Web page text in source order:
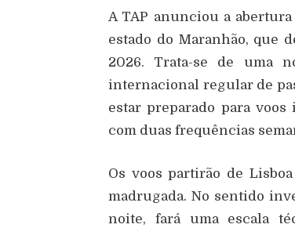
A TAP anunciou a
estado do Maranhão, que
2026. Trata-se de uma
internacional regular de
estar preparado para
com duas frequências
Os voos partirão de
madrugada. No sentido
noite, fará uma escala